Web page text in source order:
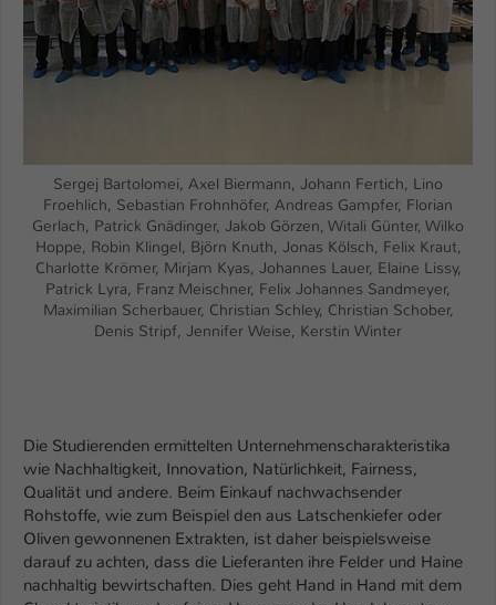
Sergej Bartolomei, Axel Biermann, Johann Fertich, Lino
Froehlich, Sebastian Frohnhöfer, Andreas Gampfer, Florian
Gerlach, Patrick Gnädinger, Jakob Görzen, Witali Günter, Wilko
Hoppe, Robin Klingel, Björn Knuth, Jonas Kölsch, Felix Kraut,
Charlotte Krömer, Mirjam Kyas, Johannes Lauer, Elaine Lissy,
Patrick Lyra, Franz Meischner, Felix Johannes Sandmeyer,
Maximilian Scherbauer, Christian Schley, Christian Schober,
Denis Stripf, Jennifer Weise, Kerstin Winter
Die Studierenden ermittelten Unternehmenscharakteristika
wie Nachhaltigkeit, Innovation, Natürlichkeit, Fairness,
Qualität und andere. Beim Einkauf nachwachsender
Rohstoffe, wie zum Beispiel den aus Latschenkiefer oder
Oliven gewonnenen Extrakten, ist daher beispielsweise
darauf zu achten, dass die Lieferanten ihre Felder und Haine
nachhaltig bewirtschaften. Dies geht Hand in Hand mit dem
Zweck
Einstellungen. Unter anderem eine zufällig
generierte ID, für die historische
Speicherung Ihrer vorgenommen
Einstellungen, falls der Webseiten-
Name fe_typo_user / PHPSESSID
Anbieter TYPO3
Laufzeit 1 Woche
Dieses Cookie ist ein Standard-Session-
Cookie von TYPO3. Es speichert im Fall
Zugang zu geschützten Bereichen
gewährt.
Name be_typo_user
Anbieter TYPO3